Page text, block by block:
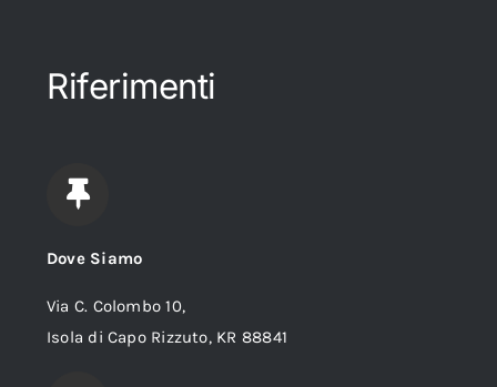
Riferimenti
Dove Siamo
Via C. Colombo 10,
Isola di Capo Rizzuto, KR 88841